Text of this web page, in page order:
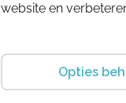
Hartjes
Phil Shoe
€ 199.00€
website en
Opties